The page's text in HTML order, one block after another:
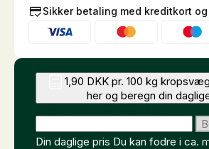
Sikker betaling med kreditkort
1,90 DKK pr. 100 kg
her og beregn din
Din daglige pris Du kan fodre i ca.